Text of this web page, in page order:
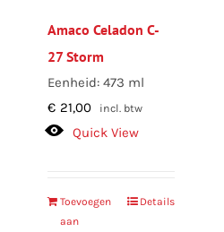
Amaco Celadon C-
27 Storm
Eenheid: 473 ml
€ 21,00 incl. btw
Quick View
Toevoegen
aan
Details